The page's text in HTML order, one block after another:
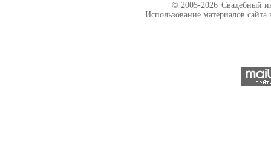
© 2005-2026 Свадебный
Использование материалов